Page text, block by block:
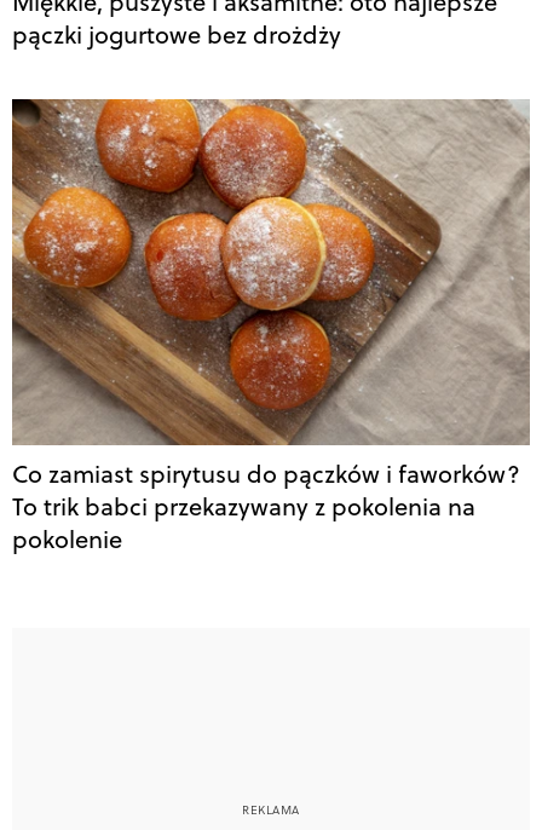
pączki jogurtowe bez drożdży
Co zamiast spirytusu do pączków i faworków?
To trik babci przekazywany z pokolenia na
pokolenie